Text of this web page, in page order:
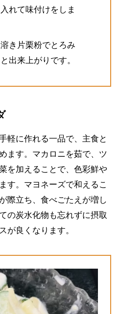
れて味付けをしま
き片栗粉でとろみ
出来上がりです。
軽に作れる一品で、主食と
ます。マカロニを茹で、ツ
を加えることで、色彩鮮や
す。マヨネーズで和えるこ
際立ち、食べごたえが増し
の炭水化物も忘れずに摂取
が良くなります。